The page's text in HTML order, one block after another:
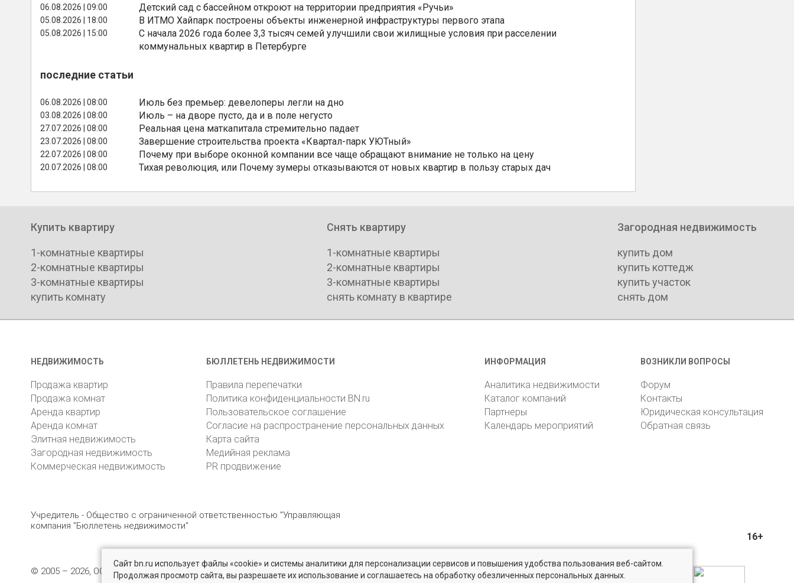
06.08.2026 | 09:00 Детский сад с бассейном откроют на территории предприятия «Ручьи»
05.08.2026 | 18:00 В ИТМО Хайпарк построены объекты инженерной инфраструктуры первого этапа
05.08.2026 | 15:00
С начала 2026 года более 3,3 тысяч семей улучшили свои жилищные условия при расселении
коммунальных квартир в Петербурге
последние статьи
06.08.2026 | 08:00 Июль без премьер: девелоперы легли на дно
03.08.2026 | 08:00 Июль – на дворе пусто, да и в поле негусто
27.07.2026 | 08:00 Реальная цена маткапитала стремительно падает
23.07.2026 | 08:00 Завершение строительства проекта «Квартал-парк УЮТный»
22.07.2026 | 08:00 Почему при выборе оконной компании все чаще обращают внимание не только на цену
20.07.2026 | 08:00 Тихая революция, или Почему зумеры отказываются от новых квартир в пользу старых дач
Купить квартиру
1-комнатные квартиры
2-комнатные квартиры
3-комнатные квартиры
купить комнату
Снять квартиру
1-комнатные квартиры
2-комнатные квартиры
3-комнатные квартиры
снять комнату в квартире
Загородная недвижимость
купить дом
купить коттедж
купить участок
снять дом
НЕДВИЖИМОСТЬ
Продажа квартир
Продажа комнат
Аренда квартир
Аренда комнат
Элитная недвижимость
Загородная недвижимость
Коммерческая недвижимость
БЮЛЛЕТЕНЬ НЕДВИЖИМОСТИ
Правила перепечатки
Политика конфиденциальности BN.ru
Пользовательское соглашение
Согласие на распространение персональных данных
Карта сайта
Медийная реклама
PR продвижение
ИНФОРМАЦИЯ
Аналитика недвижимости
Каталог компаний
Партнеры
Календарь мероприятий
ВОЗНИКЛИ ВОПРОСЫ
Форум
Контакты
Юридическая консультация
Обратная связь
Учредитель - Общество с ограниченной ответственностью "Управляющая
компания "Бюллетень недвижимости"
16+
© 2005 – 2026, ООО «УК «БН» 8 (812) 331-93-56 196105, Санкт-Петербург, пр. Юрия Гагарина, 1 reklama@bn.ru
Сайт bn.ru использует файлы «cookie» и системы аналитики для персонализации сервисов и повышения удобства пользования веб-сайтом.
Продолжая просмотр сайта, вы разрешаете их использование и соглашаетесь на обработку обезличенных персональных данных.